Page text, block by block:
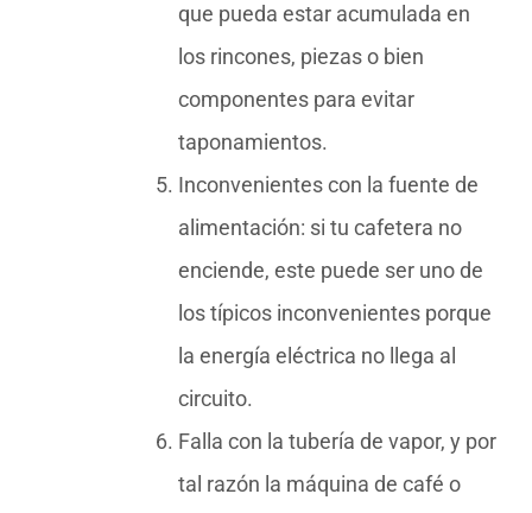
que pueda estar acumulada en
los rincones, piezas o bien
componentes para evitar
taponamientos.
Inconvenientes con la fuente de
alimentación: si tu cafetera no
enciende, este puede ser uno de
los típicos inconvenientes porque
la energía eléctrica no llega al
circuito.
Falla con la tubería de vapor, y por
tal razón la máquina de café o